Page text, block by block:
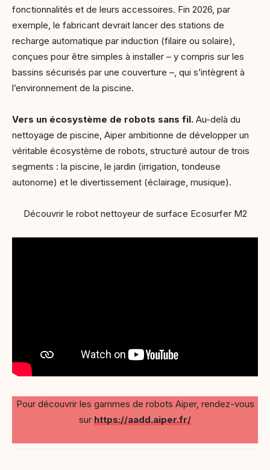
fonctionnalités et de leurs accessoires. Fin 2026, par
exemple, le fabricant devrait lancer des stations de
recharge automatique par induction (filaire ou solaire),
conçues pour être simples à installer – y compris sur les
bassins sécurisés par une couverture –, qui s’intègrent à
l’environnement de la piscine.
Vers un écosystème de robots sans fil. Au-delà du
nettoyage de piscine, Aiper ambitionne de développer un
véritable écosystème de robots, structuré autour de trois
segments : la piscine, le jardin (irrigation, tondeuse
autonome) et le divertissement (éclairage, musique).
Découvrir le robot nettoyeur de surface Ecosurfer M2
Pour découvrir les gammes de robots Aiper, rendez-vous
sur https://aadd.aiper.fr/